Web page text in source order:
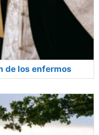
de los enfermos